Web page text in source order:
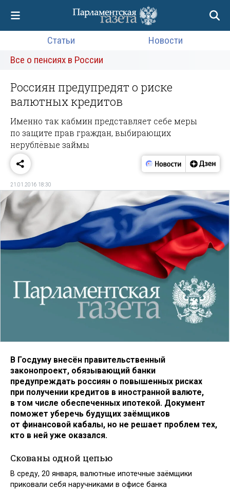
Статьи
Новости
Все о пенсиях в России
Россиян предупредят о риске
валютных кредитов
Именно так кабмин представляет себе меры
по защите прав граждан, выбирающих
нерублёвые займы
21.01.2016 18:30
В Госдуму внесён правительственный
законопроект, обязывающий банки
предупреждать россиян о повышенных рисках
при получении кредитов в иностранной валюте,
в том числе обеспеченных ипотекой. Документ
поможет уберечь будущих заёмщиков
от финансовой кабалы, но не решает проблем тех,
кто в ней уже оказался.
Скованы одной цепью
В среду, 20 января, валютные ипотечные заёмщики
приковали себя наручниками в офисе банка